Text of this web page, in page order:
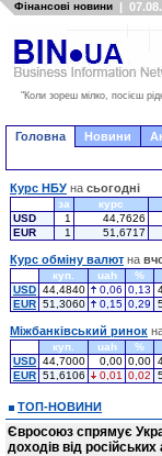
Фінансові новини |
"Коли зореш мілко, посієш
Головна Новини
Курс НБУ на сьогодні
за курс
USD
1 44,7626
EUR
1 51,6717
Курс обміну валют на
куп. uah %
USD 44,4840 0,06 0,13
EUR 51,3060 0,15 0,29
Міжбанківський ринок
куп. uah %
USD 44,7000 0,00 0,00
EUR 51,6106 0,01 0,02
ТОП-НОВИНИ
Євросоюз спрямує
доходів від російських